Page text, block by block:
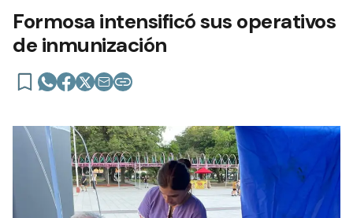
Formosa intensificó sus operativos
de inmunización